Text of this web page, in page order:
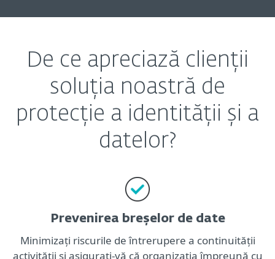
De ce apreciază clienții
soluția noastră de
protecție a identității și a
datelor?
Prevenirea breșelor de date
Minimizați riscurile de întrerupere a continuității
activității și asigurați-vă că organizația împreună cu